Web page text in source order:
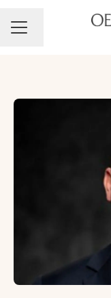
Karrieremenü
Sprache ändern